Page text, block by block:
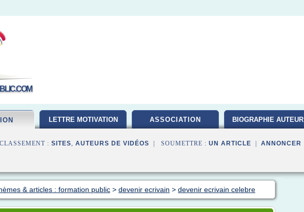
LETTRE MOTIVATION ASSOCIATION BIOGRAPHIE AUTEUR
: SITES, AUTEURS DE VIDÉOS | SOUMETTRE : UN ARTICLE ANNONCER
& articles : formation public > devenir ecrivain > devenir ecrivain celebre